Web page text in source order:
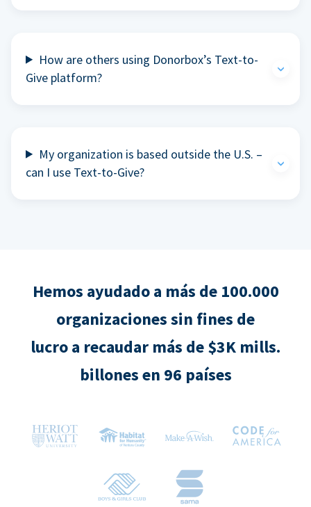
How are others using Donorbox’s Text-to-
Give platform?
My organization is based outside the U.S. –
can I use Text-to-Give?
Hemos ayudado a más de 100.000
organizaciones sin fines de
lucro a recaudar más de $3K mills.
billones en 96 países